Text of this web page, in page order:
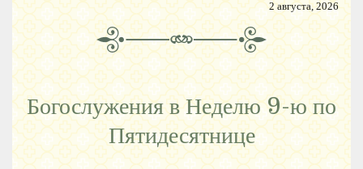
2 августа, 2026
Богослужения в Неделю 9-ю по
Пятидесятнице